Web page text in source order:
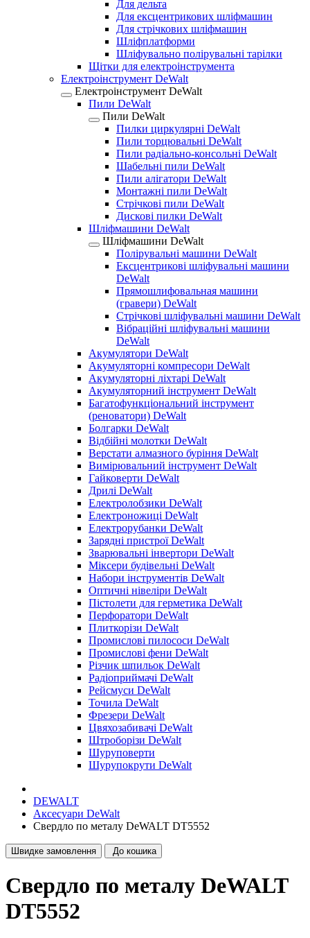
Для дельта
Для ексцентрикових шліфмашин
Для стрічкових шліфмашин
Шліфплатформи
Шліфувально полірувальні тарілки
Щітки для електроінструмента
Електроінструмент DeWalt
Електроінструмент DeWalt
Пили DeWalt
Пили DeWalt
Пилки циркулярні DeWalt
Пили торцювальні DeWalt
Пили радіально-консольні DeWalt
Шабельні пили DeWalt
Пили алігатори DeWalt
Монтажні пили DeWalt
Стрічкові пили DeWalt
Дискові пилки DeWalt
Шліфмашини DeWalt
Шліфмашини DeWalt
Полірувальні машини DeWalt
Ексцентрикові шліфувальні машини
DeWalt
Прямошлифовальная машини
(гравери) DeWalt
Стрічкові шліфувальні машини DeWalt
Вібраційні шліфувальні машини
DeWalt
Акумулятори DeWalt
Акумуляторні компресори DeWalt
Акумуляторні ліхтарі DeWalt
Акумуляторний інструмент DeWalt
Багатофункціональний інструмент
(реноватори) DeWalt
Болгарки DeWalt
Відбійні молотки DeWalt
Верстати алмазного буріння DeWalt
Вимірювальний інструмент DeWalt
Гайковерти DeWalt
Дрилі DeWalt
Електролобзики DeWalt
Електроножиці DeWalt
Електрорубанки DeWalt
Зарядні пристрої DeWalt
Зварювальні інвертори DeWalt
Міксери будівельні DeWalt
Набори інструментів DeWalt
Оптичні нівеліри DeWalt
Пістолети для герметика DeWalt
Перфоратори DeWalt
Плиткорізи DeWalt
Промислові пилососи DeWalt
Промислові фени DeWalt
Різчик шпильок DeWalt
Радіоприймачі DeWalt
Рейсмуси DeWalt
Точила DeWalt
Фрезери DeWalt
Цвяхозабивачі DeWalt
Штроборізи DeWalt
Шуруповерти
Шурупокрути DeWalt
DEWALT
Аксесуари DeWalt
Свердло по металу DeWALT DT5552
Швидке замовлення До кошика
Свердло по металу DeWALT
DT5552